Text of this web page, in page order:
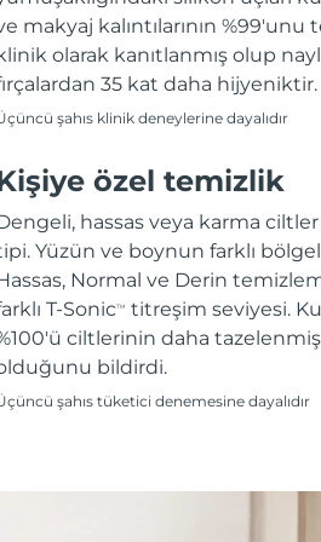
makyaj kalıntılarının %99'unu
olarak kanıtlanmış olup
35 kat daha hijyeniktir.
şahıs klinik deneylerine dayalıdır
özel temizlik
hassas veya karma ciltler
Yüzün ve boynun farklı
Normal ve Derin
T-SonicTM
titreşim seviyesi.
ciltlerinin daha tazelenmiş
bildirdi.
şahıs tüketici denemesine dayalıdır